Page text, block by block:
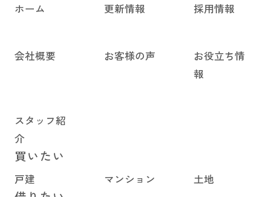
ホーム 更新情報 採用情報
会社概要 お客様の声
お役立ち情
報
スタッフ紹
介
買いたい
戸建 マンション 土地